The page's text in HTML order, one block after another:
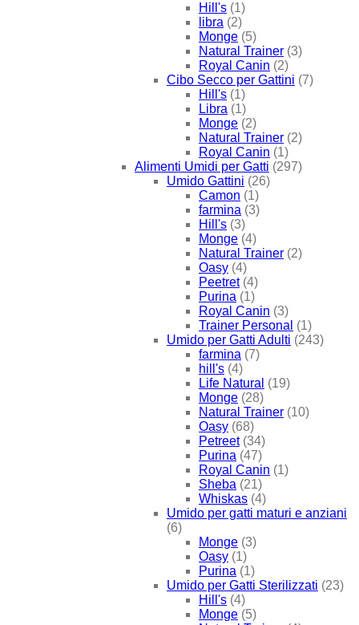
Hill's (1)
libra (2)
Monge (5)
Natural Trainer (3)
Royal Canin (2)
Cibo Secco per Gattini (7)
Hill's (1)
Libra (1)
Monge (2)
Natural Trainer (2)
Royal Canin (1)
Alimenti Umidi per Gatti (297)
Umido Gattini (26)
Camon (1)
farmina (3)
Hill's (3)
Monge (4)
Natural Trainer (2)
Oasy (4)
Peetret (4)
Purina (1)
Royal Canin (3)
Trainer Personal (1)
Umido per Gatti Adulti (243)
farmina (7)
hill's (4)
Life Natural (19)
Monge (28)
Natural Trainer (10)
Oasy (68)
Petreet (34)
Purina (47)
Royal Canin (1)
Sheba (21)
Whiskas (4)
Umido per gatti maturi e anziani
(6)
Monge (3)
Oasy (1)
Purina (1)
Umido per Gatti Sterilizzati (23)
Hill's (4)
Monge (5)